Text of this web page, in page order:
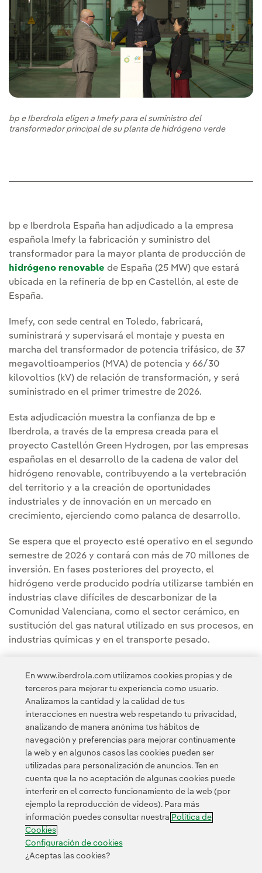
bp e Iberdrola eligen a Imefy para el suministro del
transformador principal de su planta de hidrógeno verde
bp e Iberdrola España han adjudicado a la empresa
española Imefy la fabricación y suministro del
transformador para la mayor planta de producción de
hidrógeno renovable de España (25 MW) que estará
ubicada en la refinería de bp en Castellón, al este de
España.
Imefy, con sede central en Toledo, fabricará,
suministrará y supervisará el montaje y puesta en
marcha del transformador de potencia trifásico, de 37
megavoltioamperios (MVA) de potencia y 66/30
kilovoltios (kV) de relación de transformación, y será
suministrado en el primer trimestre de 2026.
Esta adjudicación muestra la confianza de bp e
Iberdrola, a través de la empresa creada para el
proyecto Castellón Green Hydrogen, por las empresas
españolas en el desarrollo de la cadena de valor del
hidrógeno renovable, contribuyendo a la vertebración
del territorio y a la creación de oportunidades
industriales y de innovación en un mercado en
crecimiento, ejerciendo como palanca de desarrollo.
Se espera que el proyecto esté operativo en el segundo
semestre de 2026 y contará con más de 70 millones de
inversión. En fases posteriores del proyecto, el
hidrógeno verde producido podría utilizarse también en
industrias clave difíciles de descarbonizar de la
Comunidad Valenciana, como el sector cerámico, en
sustitución del gas natural utilizado en sus procesos, en
industrias químicas y en el transporte pesado.
comunicación de Iberdrola España.
Contacta Política de Privacidad Información legal
Transparencia en el uso de la IA Política de cookies
Configuración de cookies Accesibilidad Canal de denuncias
© 2026 Iberdrola, S.A. Reservados todos los derechos.
En www.iberdrola.com utilizamos cookies propias y de
terceros para mejorar tu experiencia como usuario.
Analizamos la cantidad y la calidad de tus
interacciones en nuestra web respetando tu privacidad,
analizando de manera anónima tus hábitos de
navegación y preferencias para mejorar continuamente
la web y en algunos casos las cookies pueden ser
utilizadas para personalización de anuncios. Ten en
cuenta que la no aceptación de algunas cookies puede
interferir en el correcto funcionamiento de la web (por
ejemplo la reproducción de videos). Para más
información puedes consultar nuestra Política de
Cookies
Configuración de cookies
¿Aceptas las cookies?